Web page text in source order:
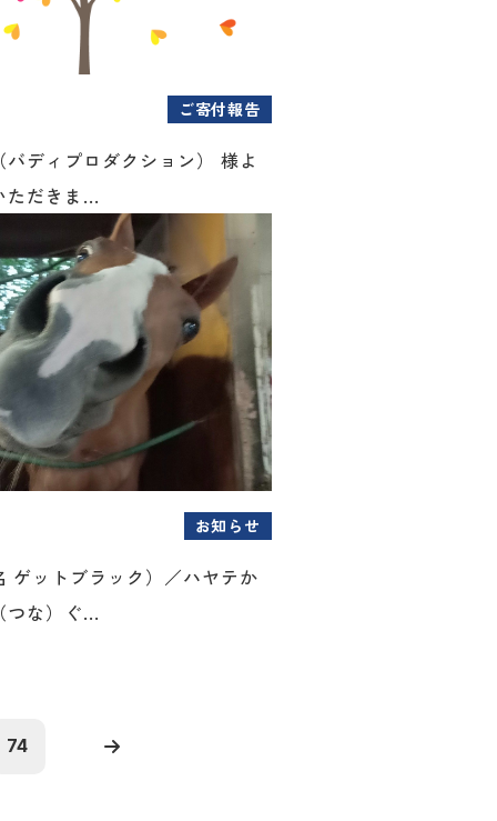
ご寄付報告
ディプロダクション） 様よ
ただきま...
お知らせ
ゲットブラック）／ハヤテか
つな）ぐ...
74